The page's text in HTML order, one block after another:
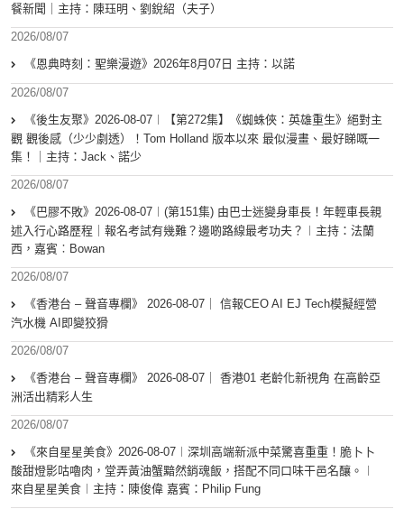
餐新聞｜主持：陳珏明、劉銳紹（夫子）
2026/08/07
《恩典時刻：聖樂漫遊》2026年8月07日 主持：以諾
2026/08/07
《後生友聚》2026-08-07︱【第272集】《蜘蛛俠：英雄重生》絕對主
觀 觀後感（少少劇透）！Tom Holland 版本以來 最似漫畫、最好睇嘅一
集！｜主持：Jack、諾少
2026/08/07
《巴膠不敗》2026-08-07︱(第151集) 由巴士迷變身車長！年輕車長親
述入行心路歷程｜報名考試有幾難？邊啲路線最考功夫？︱主持：法蘭
西，嘉賓︰Bowan
2026/08/07
《香港台 – 聲音專欄》 2026-08-07｜ 信報CEO AI EJ Tech模擬經營
汽水機 AI即變狡猾
2026/08/07
《香港台 – 聲音專欄》 2026-08-07｜ 香港01 老齡化新視角 在高齡亞
洲活出精彩人生
2026/08/07
《來自星星美食》2026-08-07︱深圳高端新派中菜驚喜重重！脆卜卜
酸甜燈影咕嚕肉，堂弄黃油蟹黯然銷魂飯，搭配不同口味干邑名釀。︱
來自星星美食︱主持：陳俊偉 嘉賓：Philip Fung